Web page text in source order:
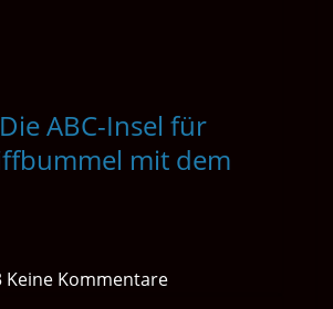
ABC-Insel für
mit dem
Keine Kommentare